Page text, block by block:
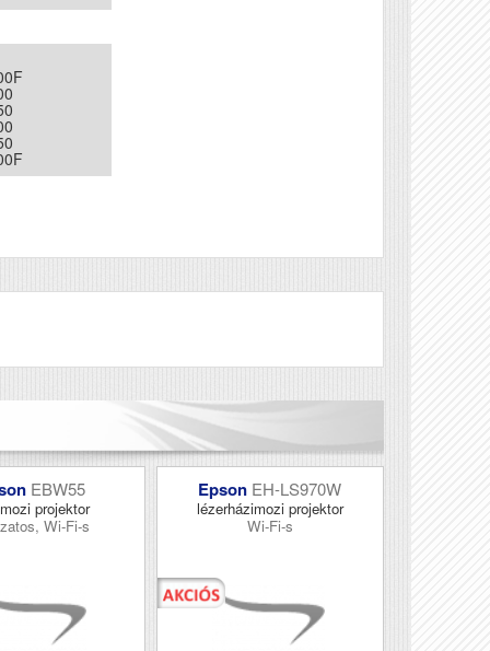
EBW55
projektor
Wi-Fi-s
Epson EH-LS970W
lézerházimozi projektor
Wi-Fi-s